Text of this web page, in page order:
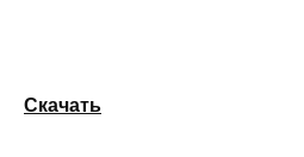
Скачать